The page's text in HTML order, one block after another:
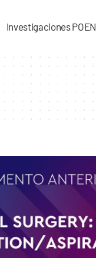
Investigaciones POEN